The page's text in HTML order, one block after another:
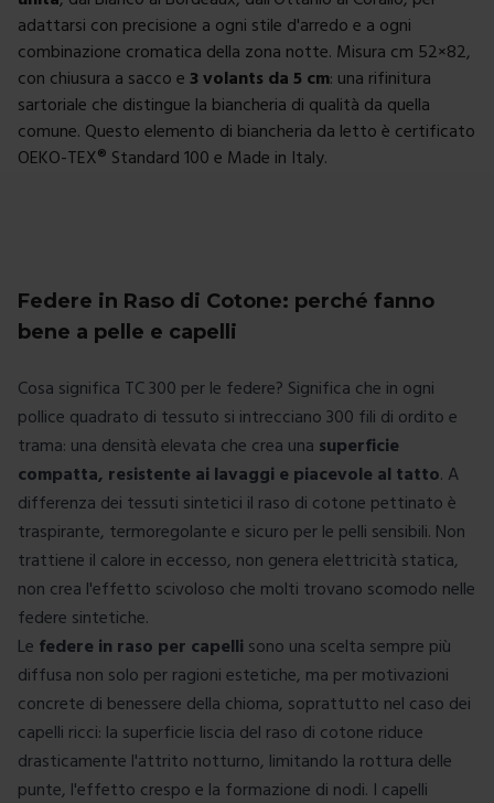
adattarsi con precisione a ogni stile d'arredo e a ogni
combinazione cromatica della zona notte. Misura cm 52×82,
con chiusura a sacco e 3 volants da 5 cm: una rifinitura
sartoriale che distingue la biancheria di qualità da quella
comune. Questo elemento di biancheria da letto è certificato
OEKO-TEX® Standard 100 e Made in Italy.
Federe in Raso di Cotone: perché fanno
bene a pelle e capelli
Cosa significa TC 300 per le federe? Significa che in ogni
pollice quadrato di tessuto si intrecciano 300 fili di ordito e
trama: una densità elevata che crea una superficie
compatta, resistente ai lavaggi e piacevole al tatto. A
differenza dei tessuti sintetici il raso di cotone pettinato è
traspirante, termoregolante e sicuro per le pelli sensibili. Non
trattiene il calore in eccesso, non genera elettricità statica,
non crea l'effetto scivoloso che molti trovano scomodo nelle
federe sintetiche.
Le federe in raso per capelli sono una scelta sempre più
diffusa non solo per ragioni estetiche, ma per motivazioni
concrete di benessere della chioma, soprattutto nel caso dei
capelli ricci: la superficie liscia del raso di cotone riduce
drasticamente l'attrito notturno, limitando la rottura delle
punte, l'effetto crespo e la formazione di nodi. I capelli